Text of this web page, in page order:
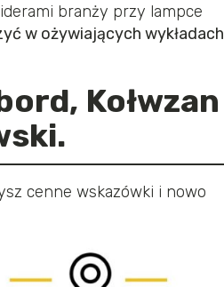
branży przy lampce
w ożywiających wykładach
Kołwzan
cenne wskazówki i nowo